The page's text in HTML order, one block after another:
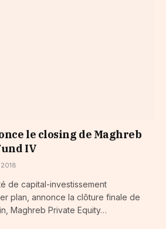
le closing de Maghreb
IV
de capital-investissement
plan, annonce la clôture finale de
Maghreb Private Equity…